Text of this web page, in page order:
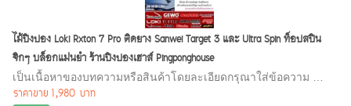
ไม้ปิงปอง Loki Rxton 7 Pro ติดยาง Sanwei Target 3 และ Ultra Spin ท็อปสปิน
จิกๆ บล็อกแม่นยำ ร้านปิงปองเฮาส์ Pingponghouse
เป็นเนื้อหาของบทความหรือสินค้าโดยละเอียดกรุณาใส่ข้อความ …
ราคาขาย 1,980 บาท